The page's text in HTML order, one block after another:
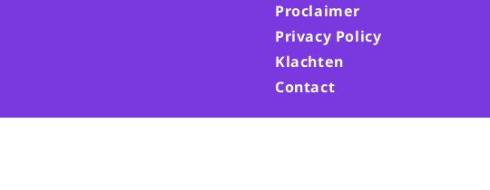
Proclaimer
Privacy Policy
Klachten
Contact